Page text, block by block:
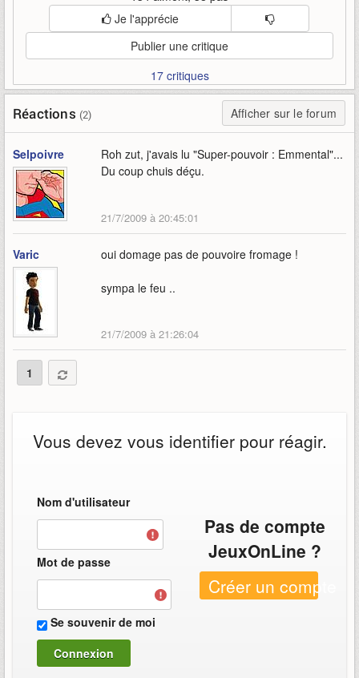
Je l'apprécie
Publier une critique
17 critiques
Réactions (2) Afficher sur le forum
Selpoivre
Roh zut, j'avais lu "Super-pouvoir : Emmental"...
Du coup chuis déçu.
21/7/2009 à 20:45:01
Varic oui domage pas de pouvoire fromage !
sympa le feu ..
21/7/2009 à 21:26:04
1
Vous devez vous identifier pour réagir.
Nom d'utilisateur
Mot de passe
Se souvenir de moi
Pas de compte
JeuxOnLine ?
Créer un compte